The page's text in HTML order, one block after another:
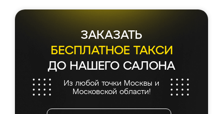
ЗАКАЗАТЬ
БЕСПЛАТНОЕ ТАКСИ
ДО НАШЕГО САЛОНА
Из любой точки Москвы и
Московской области!